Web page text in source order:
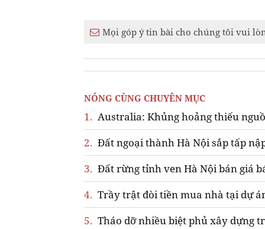
Mọi góp ý tin bài cho chúng tôi vui
NÓNG CÙNG CHUYÊN MỤC
1. Australia: Khủng hoảng thiếu
2. Đất ngoại thành Hà Nội sắp tấp
3. Đất rừng tỉnh ven Hà Nội bán giá
4. Trầy trật đòi tiền mua nhà tại dự
5. Tháo dỡ nhiều biệt phủ xây dựng